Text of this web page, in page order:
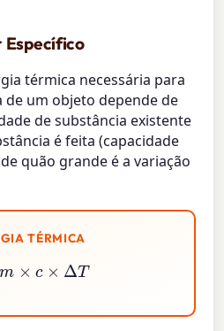
Específico
térmica necessária para
um objeto depende de
de substância existente
é feita (capacidade
quão grande é a variação
TÉRMICA
=m× c×Δ T